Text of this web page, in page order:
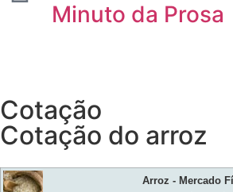
Minuto da Prosa
Cotação
Cotação do arroz
Arroz - Mercado